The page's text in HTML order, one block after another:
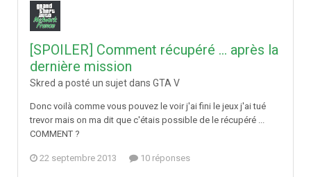
[SPOILER] Comment récupéré ... après la
dernière mission
Skred a posté un sujet dans GTA V
Donc voilà comme vous pouvez le voir j'ai fini le jeux j'ai tué
trevor mais on ma dit que c'étais possible de le récupéré ...
COMMENT ?
22 septembre 2013 10 réponses